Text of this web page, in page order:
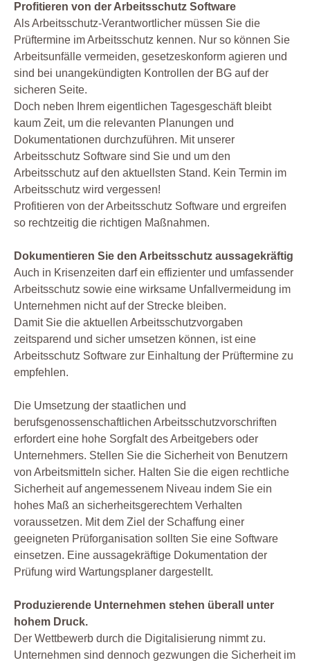
Profitieren von der Arbeitsschutz Software
Als Arbeitsschutz-Verantwortlicher müssen Sie die
Prüftermine im Arbeitsschutz kennen. Nur so können Sie
Arbeitsunfälle vermeiden, gesetzeskonform agieren und
sind bei unangekündigten Kontrollen der BG auf der
sicheren Seite.
Doch neben Ihrem eigentlichen Tagesgeschäft bleibt
kaum Zeit, um die relevanten Planungen und
Dokumentationen durchzuführen. Mit unserer
Arbeitsschutz Software sind Sie und um den
Arbeitsschutz auf den aktuellsten Stand. Kein Termin im
Arbeitsschutz wird vergessen!
Profitieren von der Arbeitsschutz Software und ergreifen
so rechtzeitig die richtigen Maßnahmen.
Dokumentieren Sie den Arbeitsschutz aussagekräftig
Auch in Krisenzeiten darf ein effizienter und umfassender
Arbeitsschutz sowie eine wirksame Unfallvermeidung im
Unternehmen nicht auf der Strecke bleiben.
Damit Sie die aktuellen Arbeitsschutzvorgaben
zeitsparend und sicher umsetzen können, ist eine
Arbeitsschutz Software zur Einhaltung der Prüftermine zu
empfehlen.
Die Umsetzung der staatlichen und
berufsgenossenschaftlichen Arbeitsschutzvorschriften
erfordert eine hohe Sorgfalt des Arbeitgebers oder
Unternehmers. Stellen Sie die Sicherheit von Benutzern
von Arbeitsmitteln sicher. Halten Sie die eigen rechtliche
Sicherheit auf angemessenem Niveau indem Sie ein
hohes Maß an sicherheitsgerechtem Verhalten
voraussetzen. Mit dem Ziel der Schaffung einer
geeigneten Prüforganisation sollten Sie eine Software
einsetzen. Eine aussagekräftige Dokumentation der
Prüfung wird Wartungsplaner dargestellt.
Produzierende Unternehmen stehen überall unter
hohem Druck.
Der Wettbewerb durch die Digitalisierung nimmt zu.
Unternehmen sind dennoch gezwungen die Sicherheit im